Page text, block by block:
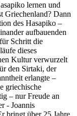
lernen und
Griechenland? Dann
des Hasapiko –
aufbauenden
Schritt die
dieses
Kultur verwurzelt
den Sirtaki, der
erlangte –
griechische
– nur Freude an
- Joannis